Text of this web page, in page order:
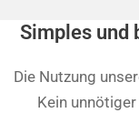
Simples und
Die Nutzung
Kein